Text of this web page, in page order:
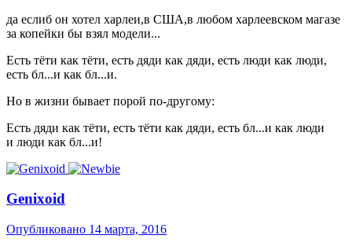
да еслиб он хотел харлеи,в США,в любом харлеевском магазе
за копейки бы взял модели...
Есть тёти как тёти, есть дяди как дяди, есть люди как люди,
есть бл...и как бл...и.
Но в жизни бывает порой по-другому:
Есть дяди как тёти, есть тёти как дяди, есть бл...и как люди
и люди как бл...и!
Genixoid
Опубликовано 14 марта, 2016